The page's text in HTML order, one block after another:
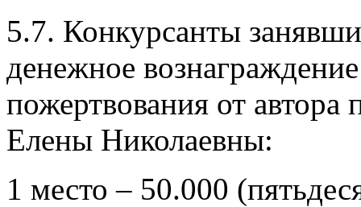
5.7. Конкурсанты
денежное
пожертвования от
Елены Николаевны:
1 место – 50.000